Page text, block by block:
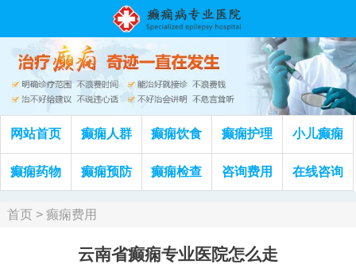
网站首页 癫痫人群 癫痫饮食 癫痫护理 小儿癫痫
癫痫药物 癫痫预防 癫痫检查 咨询费用 在线咨询
首页> 癫痫费用
云南省癫痫专业医院怎么走